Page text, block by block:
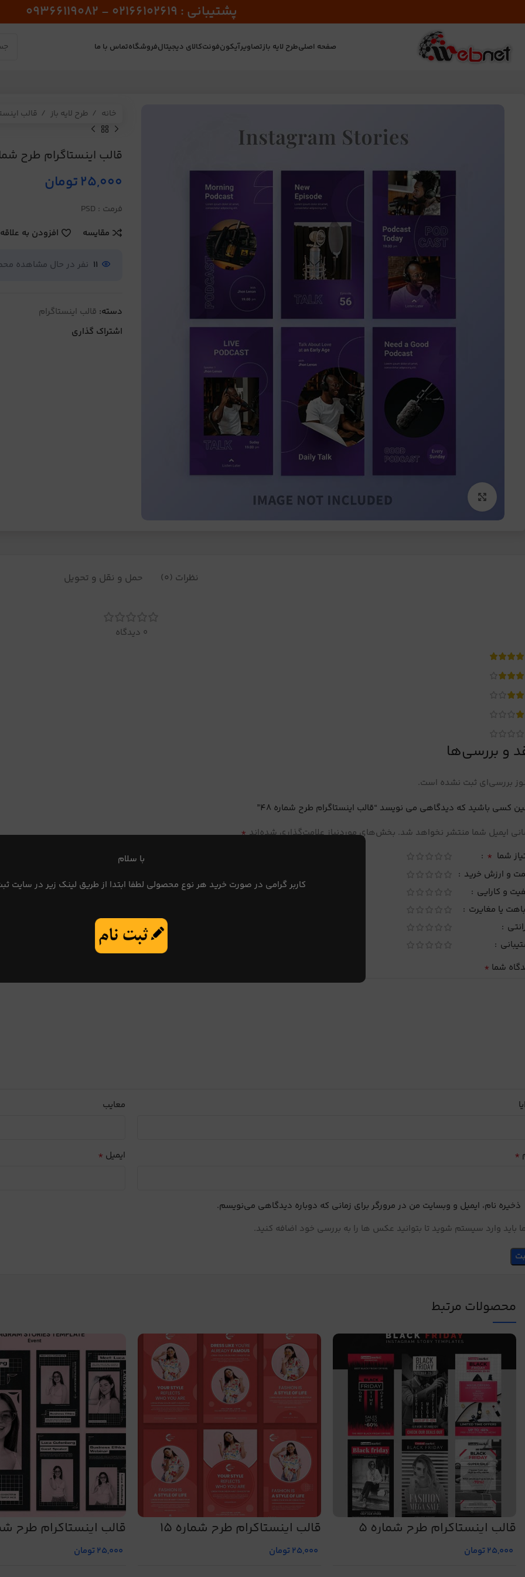
با سلام
کاربر گرامی در صورت خرید هر نوع محصولی لطفا ابتدا از طریق لینک زیر در سایت
پشتیبانی : 02166102619 - 09366119082
صفحه اصلیطرح لایه بازتصاویرآیکونفونتکالای دیجیتالفروشگاهتماس با ما
برای بزرگنمایی کلیک کنید
خانه طرح لایه باز قالب
قالب اینستاگرام طرح
25,000تومان
فرمت : PSD
مقایسه
افزودن به
11 نفر در حال مشاهده
دسته: قالب اینستاگرام
اشتراک گذاری
نظرات (0) حمل و نقل و تحویل
0 دیدگاه
و بررسی‌ها
بررسی‌ای ثبت نشده است.
کسی باشید که دیدگاهی می نویسد “قالب اینستاگرام طرح شماره 48”
ایمیل شما منتشر نخواهد شد. بخش‌های موردنیاز علامت‌گذاری شده‌اند*
شما *
و ارزش خرید
و کارایی
یا مغایرت
شما *
معایب
* ایمیل *
ذخیره نام، ایمیل و وبسایت من در مرورگر برای زمانی که دوباره دیدگاهی می‌نویسم.
باید وارد سیستم شوید تا بتوانید عکس ها را به بررسی خود اضافه کنید.
محصولات مرتبط
قالب اینستاگرام طرح شماره 5
25,000تومان
قالب اینستاگرام طرح شماره 15
25,000تومان
قالب اینستاگرام طرح
25,000تومان